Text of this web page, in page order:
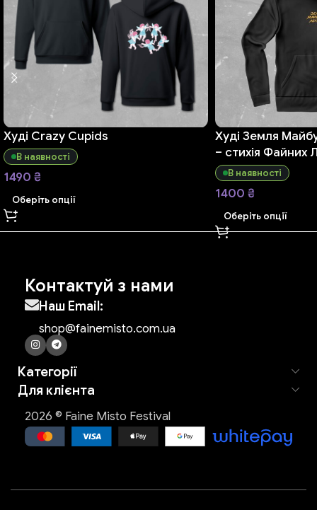
Худі Crazy Cupids
В наявності
1490 ₴
Оберіть опції
Худі Земля
– стихія Файних
В наявності
1400 ₴
Оберіть опції
Контактуй з нами
Наш Email:
shop@fainemisto.com.ua
Категорії
Для клієнта
2026 © Faine Misto Festival